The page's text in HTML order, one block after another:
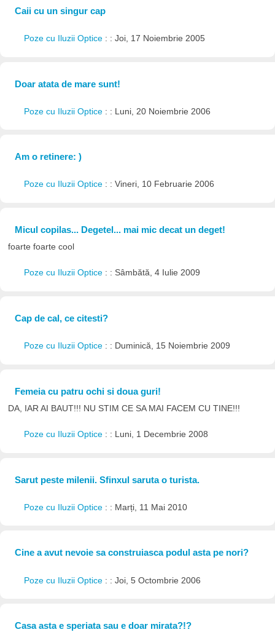
Caii cu un singur cap
Poze cu Iluzii Optice : : Joi, 17 Noiembrie 2005
Doar atata de mare sunt!
Poze cu Iluzii Optice : : Luni, 20 Noiembrie 2006
Am o retinere: )
Poze cu Iluzii Optice : : Vineri, 10 Februarie 2006
Micul copilas... Degetel... mai mic decat un deget!
foarte foarte cool
Poze cu Iluzii Optice : : Sâmbătă, 4 Iulie 2009
Cap de cal, ce citesti?
Poze cu Iluzii Optice : : Duminică, 15 Noiembrie 2009
Femeia cu patru ochi si doua guri!
DA, IAR AI BAUT!!! NU STIM CE SA MAI FACEM CU TINE!!!
Poze cu Iluzii Optice : : Luni, 1 Decembrie 2008
Sarut peste milenii. Sfinxul saruta o turista.
Poze cu Iluzii Optice : : Marți, 11 Mai 2010
Cine a avut nevoie sa construiasca podul asta pe nori?
Poze cu Iluzii Optice : : Joi, 5 Octombrie 2006
Casa asta e speriata sau e doar mirata?!?